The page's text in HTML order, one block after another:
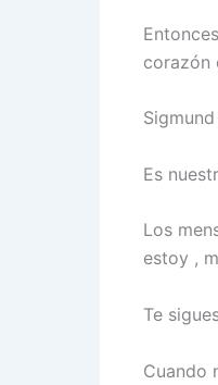
corazón
Es
Los
estoy ,
Te
Cuando